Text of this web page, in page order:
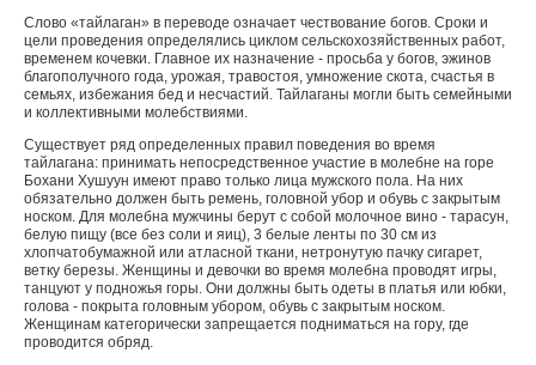
Слово «тайлаган» в переводе означает чествование богов. Сроки и
цели проведения определялись циклом сельскохозяйственных работ,
временем кочевки. Главное их назначение - просьба у богов, эжинов
благополучного года, урожая, травостоя, умножение скота, счастья в
семьях, избежания бед и несчастий. Тайлаганы могли быть семейными
и коллективными молебствиями.
Существует ряд определенных правил поведения во время
тайлагана: принимать непосредственное участие в молебне на горе
Бохани Хушуун имеют право только лица мужского пола. На них
обязательно должен быть ремень, головной убор и обувь с закрытым
носком. Для молебна мужчины берут с собой молочное вино - тарасун,
белую пищу (все без соли и яиц), 3 белые ленты по 30 см из
хлопчатобумажной или атласной ткани, нетронутую пачку сигарет,
ветку березы. Женщины и девочки во время молебна проводят игры,
танцуют у подножья горы. Они должны быть одеты в платья или юбки,
голова - покрыта головным убором, обувь с закрытым носком.
Женщинам категорически запрещается подниматься на гору, где
проводится обряд.